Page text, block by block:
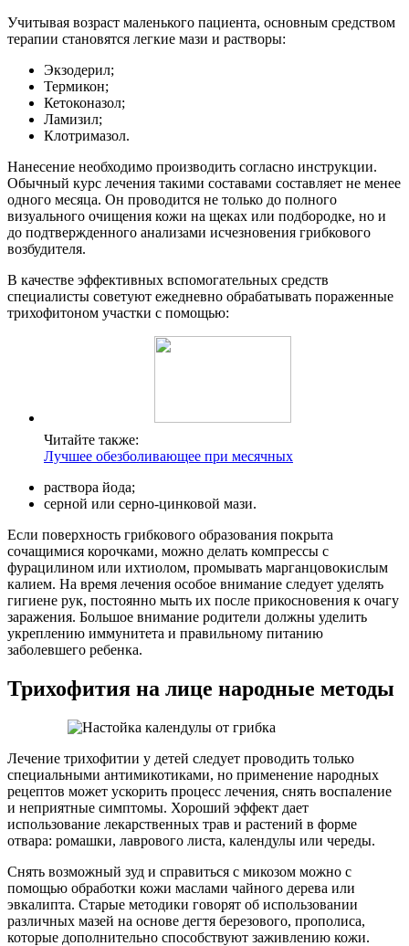
Учитывая возраст маленького пациента, основным средством
терапии становятся легкие мази и растворы:
Экзодерил;
Термикон;
Кетоконазол;
Ламизил;
Клотримазол.
Нанесение необходимо производить согласно инструкции.
Обычный курс лечения такими составами составляет не менее
одного месяца. Он проводится не только до полного
визуального очищения кожи на щеках или подбородке, но и
до подтвержденного анализами исчезновения грибкового
возбудителя.
В качестве эффективных вспомогательных средств
специалисты советуют ежедневно обрабатывать пораженные
трихофитоном участки с помощью:
Читайте также:
Лучшее обезболивающее при месячных
раствора йода;
серной или серно-цинковой мази.
Если поверхность грибкового образования покрыта
сочащимися корочками, можно делать компрессы с
фурацилином или ихтиолом, промывать марганцовокислым
калием. На время лечения особое внимание следует уделять
гигиене рук, постоянно мыть их после прикосновения к очагу
заражения. Большое внимание родители должны уделить
укреплению иммунитета и правильному питанию
заболевшего ребенка.
Трихофития на лице народные методы
Лечение трихофитии у детей следует проводить только
специальными антимикотиками, но применение народных
рецептов может ускорить процесс лечения, снять воспаление
и неприятные симптомы. Хороший эффект дает
использование лекарственных трав и растений в форме
отвара: ромашки, лаврового листа, календулы или череды.
Снять возможный зуд и справиться с микозом можно с
помощью обработки кожи маслами чайного дерева или
эвкалипта. Старые методики говорят об использовании
различных мазей на основе дегтя березового, прополиса,
которые дополнительно способствуют заживлению кожи.